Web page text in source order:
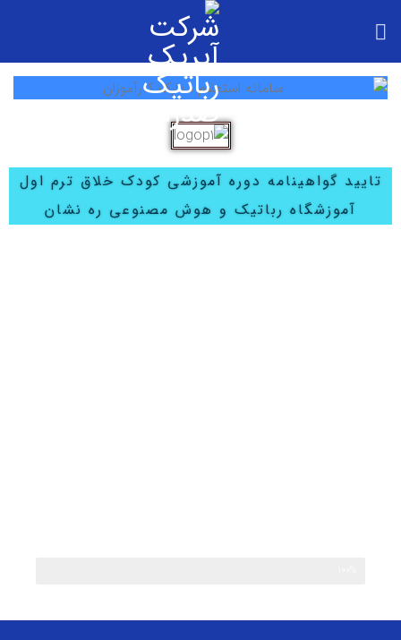
تایید گواهینامه دوره آموزشی کودک خلاق ترم اول
آموزشگاه رباتیک و هوش مصنوعی ره نشان